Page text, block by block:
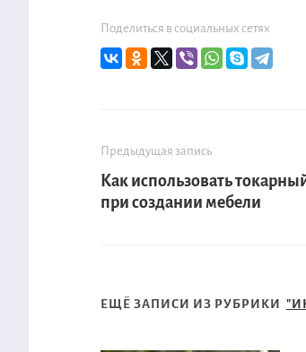
Поделиться в социальных сетях
Предыдущая запись
Как использовать
при создании мебели
ЕЩЁ ЗАПИСИ ИЗ РУБРИКИ